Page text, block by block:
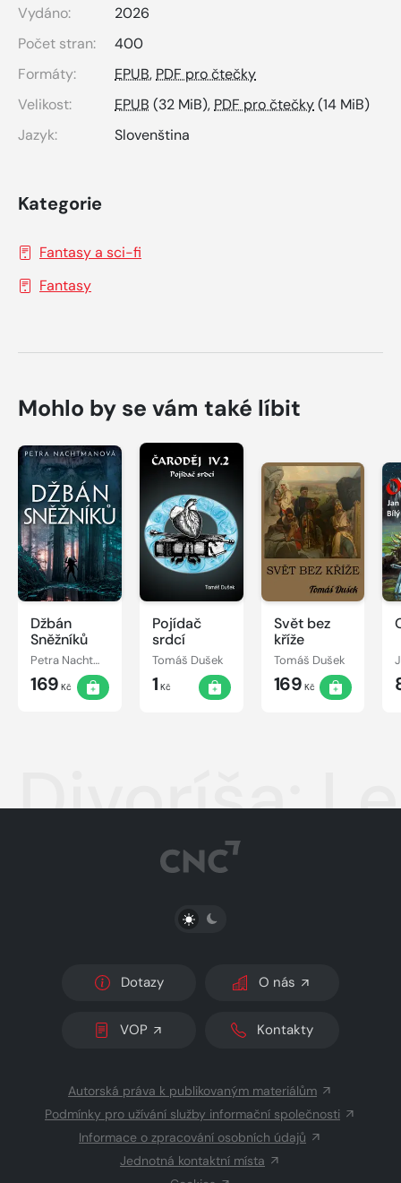
Vydáno:
2026
Počet stran:
400
Formáty:
EPUB, PDF pro čtečky
Velikost:
EPUB (32 MiB), PDF pro čtečky(14 MiB)
Jazyk:
Slovenština
Kategorie
Fantasy a sci-fi
Fantasy
Mohlo by se vám také líbit
Džbán
Sněžníků
Petra Nachtmanová
169 Kč
Pojídač
srdcí
Tomáš Dušek
1 Kč
Svět bez
kříže
Tomáš Dušek
169 Kč
Divoríša:
PŘEPNOUT SVĚTLÝ/TMAVÝ REŽIM
Dotazy O nás
VOP Kontakty
Autorská práva k publikovaným materiálům
Podmínky pro užívání služby informační společnosti
Informace o zpracování osobních údajů
Jednotná kontaktní místa